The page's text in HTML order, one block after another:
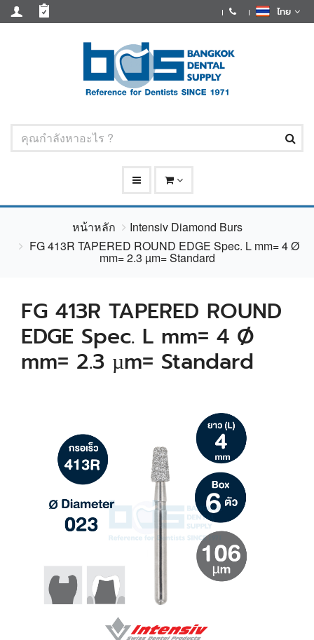
ไทย
หน้าหลัก
Intensiv Diamond Burs
FG 413R TAPERED ROUND EDGE Spec. L mm= 4 Ø
mm= 2.3 µm= Standard
FG 413R TAPERED ROUND
EDGE Spec. L mm= 4 Ø
mm= 2.3 µm= Standard